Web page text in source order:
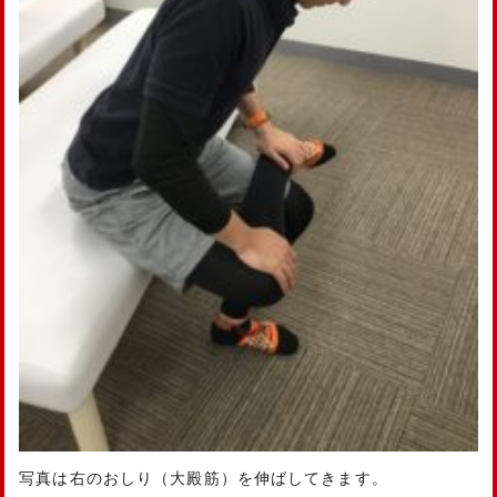
写真は右のおしり（大殿筋）を伸ばしてきます。